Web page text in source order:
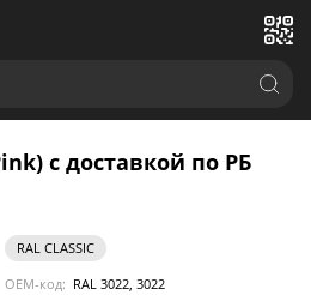
с доставкой по РБ
RAL CLASSIC
OEM-код: RAL 3022, 3022